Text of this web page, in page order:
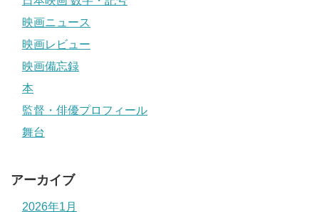
映画ニュース
映画レビュー
映画備忘録
本
監督・俳優プロフィール
舞台
アーカイブ
2026年1月